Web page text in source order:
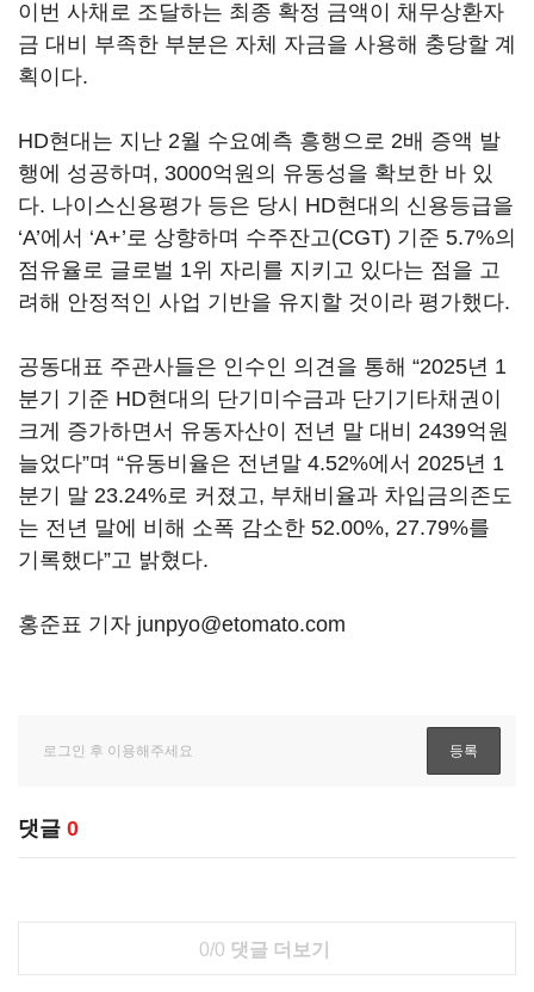
이번 사채로 조달하는 최종 확정 금액이 채무상환자
금 대비 부족한 부분은 자체 자금을 사용해 충당할 계
획이다.
HD현대는 지난 2월 수요예측 흥행으로 2배 증액 발
행에 성공하며, 3000억원의 유동성을 확보한 바 있
다. 나이스신용평가 등은 당시 HD현대의 신용등급을
‘A’에서 ‘A+’로 상향하며 수주잔고(CGT) 기준 5.7%의
점유율로 글로벌 1위 자리를 지키고 있다는 점을 고
려해 안정적인 사업 기반을 유지할 것이라 평가했다.
공동대표 주관사들은 인수인 의견을 통해 “2025년 1
분기 기준 HD현대의 단기미수금과 단기기타채권이
크게 증가하면서 유동자산이 전년 말 대비 2439억원
늘었다”며 “유동비율은 전년말 4.52%에서 2025년 1
분기 말 23.24%로 커졌고, 부채비율과 차입금의존도
는 전년 말에 비해 소폭 감소한 52.00%, 27.79%를
기록했다”고 밝혔다.
홍준표 기자 junpyo@etomato.com
댓글 0
0/0 댓글 더보기